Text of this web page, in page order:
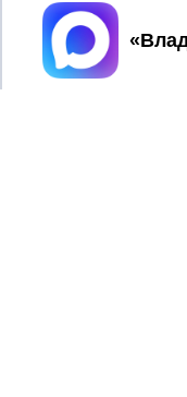
Регистрационный
августа 2020 г.